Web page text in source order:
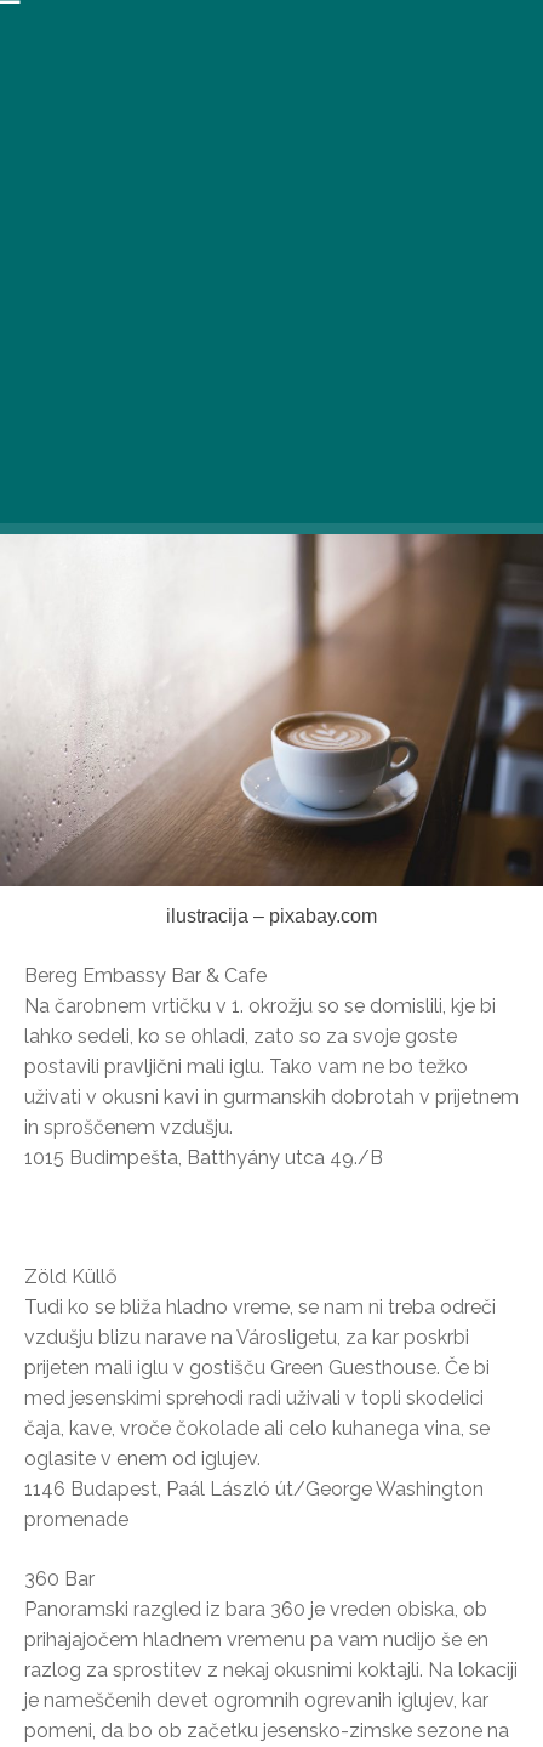
ilustracija – pixabay.com
Bereg Embassy Bar & Cafe
Na čarobnem vrtičku v 1. okrožju so se domislili, kje bi
lahko sedeli, ko se ohladi, zato so za svoje goste
postavili pravljični mali iglu. Tako vam ne bo težko
uživati v okusni kavi in gurmanskih dobrotah v prijetnem
in sproščenem vzdušju.
1015 Budimpešta, Batthyány utca 49./B
Zöld Küllő
Tudi ko se bliža hladno vreme, se nam ni treba odreči
vzdušju blizu narave na Városligetu, za kar poskrbi
prijeten mali iglu v gostišču Green Guesthouse. Če bi
med jesenskimi sprehodi radi uživali v topli skodelici
čaja, kave, vroče čokolade ali celo kuhanega vina, se
oglasite v enem od iglujev.
1146 Budapest, Paál László út/George Washington
promenade
360 Bar
Panoramski razgled iz bara 360 je vreden obiska, ob
prihajajočem hladnem vremenu pa vam nudijo še en
razlog za sprostitev z nekaj okusnimi koktajli. Na lokaciji
je nameščenih devet ogromnih ogrevanih iglujev, kar
pomeni, da bo ob začetku jesensko-zimske sezone na